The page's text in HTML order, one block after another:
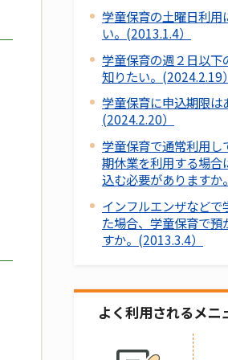
学童保育の土曜日利用
い。(2013.1.4）
学童保育の週２日以下
知りたい。(2024.2.19）
学童保育に申込期限は
(2024.2.20）
学童保育で通常利用し
期休業を利用する場合
込む必要がありますか
インフルエンザなどで
た場合、学童保育で預
すか。(2013.3.4）
よく利用されるメニ